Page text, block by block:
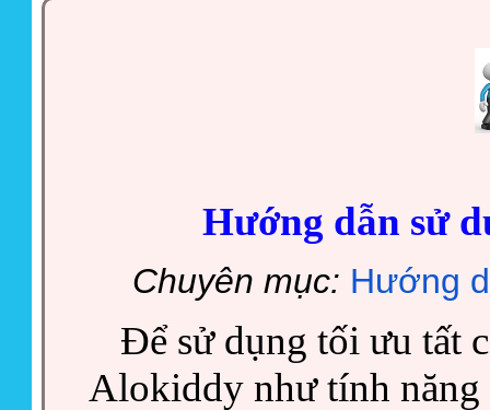
Hướng dẫn sử
Chuyên mục: Hướng
Để sử dụng tối ưu tất
Alokiddy như tính năng